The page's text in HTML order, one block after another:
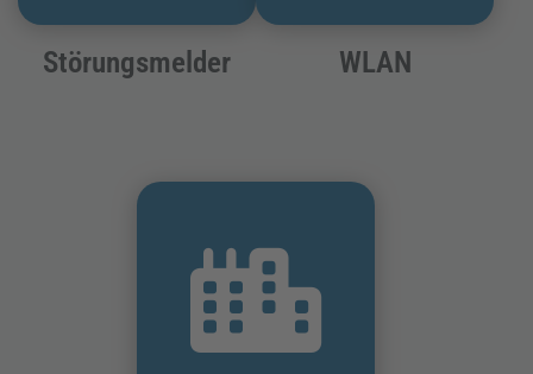
Störungsmelder WLAN